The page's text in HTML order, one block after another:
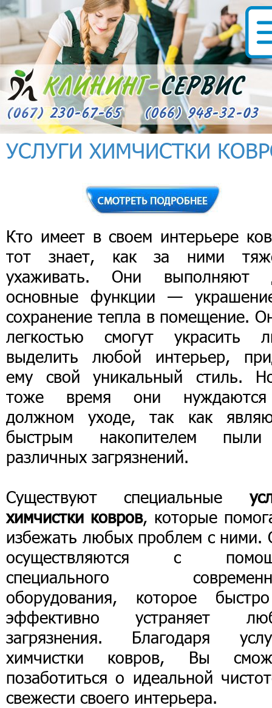
УСЛУГИ ХИМЧИСТКИ
Кто имеет в своем интерьере
тот знает, как за ними
ухаживать. Они выполняют
основные функции —
сохранение тепла в помещение.
легкостью смогут украсить
выделить любой интерьер,
ему свой уникальный стиль.
тоже время они
должном уходе, так как
быстрым накопителем
различных загрязнений.
Существуют специальные
химчистки ковров, которые
избежать любых проблем с ними.
осуществляются с
специального
оборудования, которое
эффективно устраняет
загрязнения. Благодаря
химчистки ковров, Вы
позаботиться о идеальной
свежести своего интерьера.